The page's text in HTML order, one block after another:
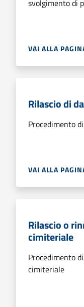
svolgimento di
VAI ALLA
Rilascio di
Procedimento
VAI ALLA
Rilascio o
cimiteriale
Procedimento
cimiteriale